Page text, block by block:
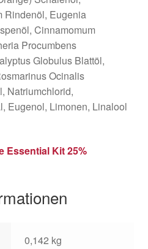
Rindenöl, Eugenia
Cinnamomum
Procumbens
Globulus Blattöl,
Ocinalis
Natriumchlorid,
Eugenol, Limonen, Linalool
Essential Kit 25%
0,142 kg